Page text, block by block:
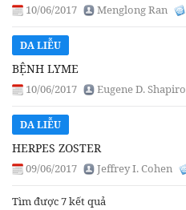
10/06/2017 Menglong Ran
DA LIỄU
BỆNH LYME
10/06/2017 Eugene D. Shapiro
DA LIỄU
HERPES ZOSTER
09/06/2017 Jeffrey I. Cohen
Tìm được 7 kết quả